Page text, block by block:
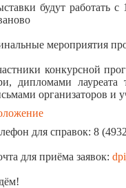
будут работать с
мероприятия
конкурсной
дипломами лауреата
организаторов и
для справок: 8
для приёма заявок: